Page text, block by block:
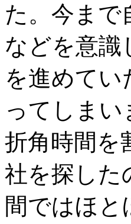
た。今ま
などを意識
を進めてい
ってしまい
折角時間を
社を探した
間ではほ